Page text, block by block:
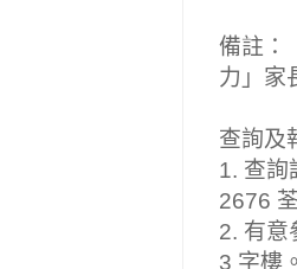
備註：
力」家
查詢及
1. 查詢
2676
2. 有意
3 字樓